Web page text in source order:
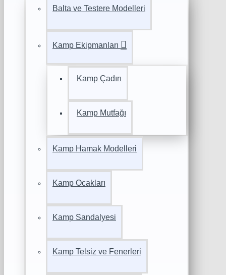
Balta ve Testere Modelleri
Kamp Ekipmanları
Kamp Çadırı
Kamp Mutfağı
Kamp Hamak Modelleri
Kamp Ocakları
Kamp Sandalyesi
Kamp Telsiz ve Fenerleri